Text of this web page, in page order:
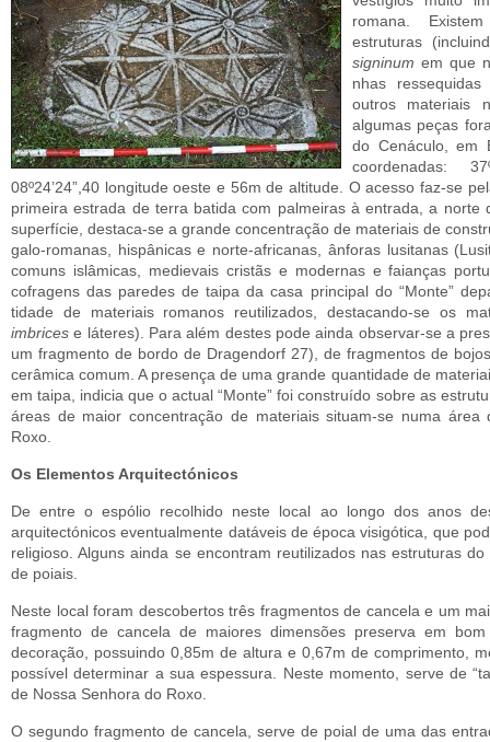
romana.
estruturas
signinum em que
nhas
outros ma­teriais
algumas peças
do Cenáculo, em
coordenadas:
08º24’24”,40 longitude oeste e 56m de altitude. O acesso faz-se
primeira estrada de terra batida com palmeiras à entrada, a norte
superfície, destaca-se a grande concentração de materiais de
galo-romanas, hispânicas e norte-africanas, ânforas lusitanas
comuns islâmicas, medievais cristãs e modernas e faianças
cofragens das paredes de taipa da casa principal do “Monte”
tidade de materiais romanos reutilizados, destacando-se os
imbricese láteres). Para além destes pode ainda observar-se a
um fragmento de bordo de Dragendorf 27), de fragmentos de
cerâmica comum. A presença de uma grande quantidade de
em taipa, indicia que o actual “Monte” foi construído sobre as
áreas de maior concentração de materiais situam-se numa
Roxo.
Os Elementos Arquitectónicos
De entre o espólio recolhido neste local ao longo dos anos
arquitectónicos eventual­mente datáveis de época visigótica, que
religioso. Alguns ainda se encontram reu­tilizados nas estruturas
de poiais.
Neste local foram descobertos três fragmentos de cance­la e um
fragmento de cancela de maiores dimensões preserva em
decoração, possuindo 0,85m de altura e 0,67m de comprimento,
possível determinar a sua espessura. Nes­te momento, serve de
de Nossa Senhora do Roxo.
O segundo fragmento de cancela, serve de poial de uma das